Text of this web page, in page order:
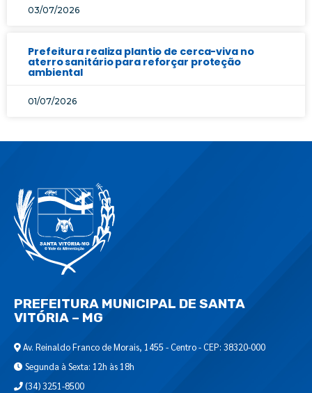
03/07/2026
Prefeitura realiza plantio de cerca-viva no
aterro sanitário para reforçar proteção
ambiental
01/07/2026
PREFEITURA MUNICIPAL DE SANTA
VITÓRIA – MG
Av. Reinaldo Franco de Morais, 1455 - Centro - CEP: 38320-000
Segunda à Sexta: 12h às 18h
(34) 3251-8500